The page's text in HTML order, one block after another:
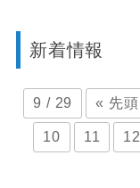
新着情報
9 / 29 « 先頭
10 11 12